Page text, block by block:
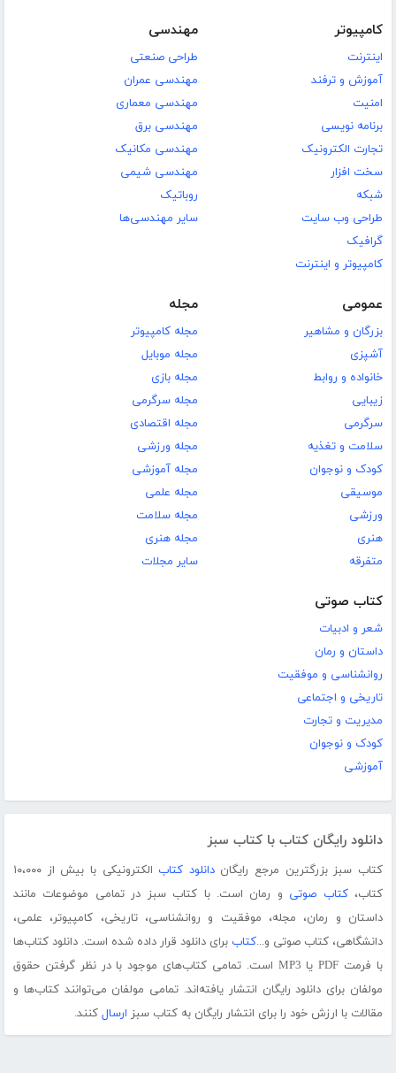
کامپیوتر
اینترنت
آموزش و ترفند
امنیت
برنامه نویسی
تجارت الکترونیک
سخت افزار
شبکه
طراحی وب سایت
گرافیک
کامپیوتر و اینترنت
مهندسی
طراحی صنعتی
مهندسی عمران
مهندسی معماری
مهندسی برق
مهندسی مکانیک
مهندسی شیمی
روباتیک
سایر مهندسی‌ها
عمومی
بزرگان و مشاهیر
آشپزی
خانواده و روابط
زیبایی
سرگرمی
سلامت و تغذیه
کودک و نوجوان
موسیقی
ورزشی
هنری
متفرقه
مجله
مجله کامپیوتر
مجله موبایل
مجله بازی
مجله سرگرمی
مجله اقتصادی
مجله ورزشی
مجله آموزشی
مجله علمی
مجله سلامت
مجله هنری
سایر مجلات
کتاب صوتی
شعر و ادبیات
داستان و رمان
روانشناسی و موفقیت
تاریخی و اجتماعی
مدیریت و تجارت
کودک و نوجوان
آموزشی
دانلود رایگان کتاب با کتاب سبز
کتاب سبز بزرگترین مرجع رایگاندانلود کتاب
الکترونیکی با بیش از ۱۰،۰۰۰
کتاب،کتاب صوتی و رمان است. با کتاب سبز در تمامی موضوعات مانند
داستان و رمان، مجله، موفقیت و روانشناسی، تاریخی، کامپیوتر، علمی،
دانشگاهی، کتاب صوتی و...کتاب برای دانلود قرار داده شده است. دانلود کتاب‌ها
با فرمت PDF یا MP3 است. تمامی کتاب‌های موجود با در نظر گرفتن حقوق
مولفان برای دانلود رایگان انتشار یافته‌اند. تمامی مولفان می‌توانند کتاب‌ها و
مقالات با ارزش خود را برای انتشار رایگان به کتاب سبز ارسال کنند.